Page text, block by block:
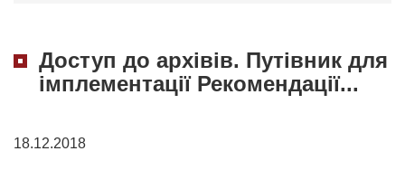
Доступ до архівів. Путівник для
імплементації Рекомендації...
18.12.2018